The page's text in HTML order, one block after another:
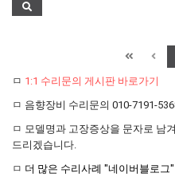
ㅁ 1:1 수리문의 게시판 바로가기
ㅁ 음향장비 수리문의 010-7191-
ㅁ 모델명과 고장증상을 문자로 남
드리겠습니다.
ㅁ 더 많은 수리사례 "네이버블로그"